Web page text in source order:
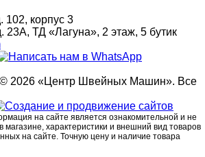
102, корпус 3
23А, ТД «Лагуна», 2 этаж, 5 бутик
© 2026 «Центр Швейных Машин». Все
на сайте является ознакомительной и не
характеристики и внешний вид товаров
на сайте. Точную цену и наличие товара